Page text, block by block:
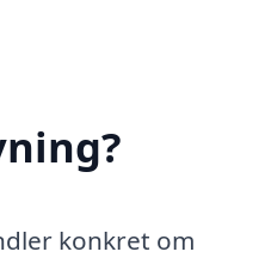
konkret om